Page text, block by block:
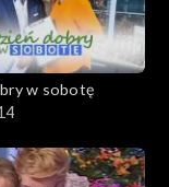
w sobotę